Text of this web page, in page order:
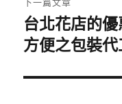
下
一
文
台北花店的
方便之包裝代